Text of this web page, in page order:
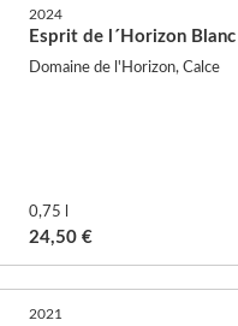
2024
Esprit de l´Horizon Blanc
Domaine de l'Horizon, Calce
0,75 l
24,50 €
2021